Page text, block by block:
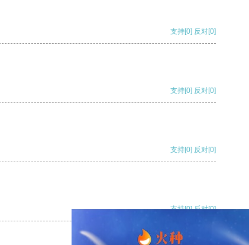
支持[0] 反对[0]
支持[0] 反对[0]
支持[0] 反对[0]
支持[0] 反对[0]